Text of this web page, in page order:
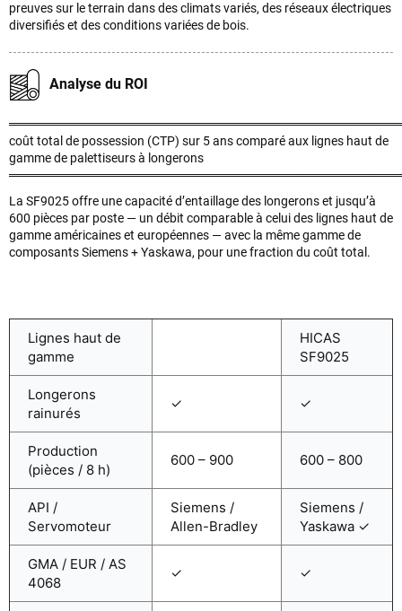
preuves sur le terrain dans des climats variés, des réseaux électriques
diversifiés et des conditions variées de bois.
Analyse du ROI
coût total de possession (CTP) sur 5 ans comparé aux lignes haut de
gamme de palettiseurs à longerons
La SF9025 offre une capacité d’entaillage des longerons et jusqu’à
600 pièces par poste — un débit comparable à celui des lignes haut de
gamme américaines et européennes — avec la même gamme de
composants Siemens + Yaskawa, pour une fraction du coût total.
Lignes haut de
gamme
HICAS
SF9025
Longerons
rainurés
✓ ✓
Production
(pièces / 8 h)
600 – 900 600 – 800
API /
Servomoteur
Siemens /
Allen-Bradley
Siemens /
Yaskawa ✓
GMA / EUR / AS
4068
✓ ✓